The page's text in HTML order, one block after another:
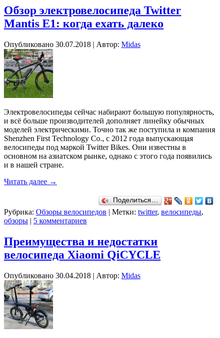
Обзор электровелосипеда Twitter
Mantis E1: когда ехать далеко
Опубликовано 30.07.2018 | Автор: Midas
Электровелосипеды сейчас набирают большую популярность,
и всё больше производителей дополняет линейку обычных
моделей электрическими. Точно так же поступила и компания
Shenzhen First Technology Co., с 2012 года выпускающая
велосипеды под маркой Twitter Bikes. Они известны в
основном на азиатском рынке, однако с этого года появились
и в нашей стране.
Читать далее →
Поделиться…
Рубрика: Обзоры велосипедов | Метки: twitter, велосипеды,
обзоры | 5 комментариев
Преимущества и недостатки
велосипеда Xiaomi QiCYCLE
Опубликовано 30.04.2018 | Автор: Midas